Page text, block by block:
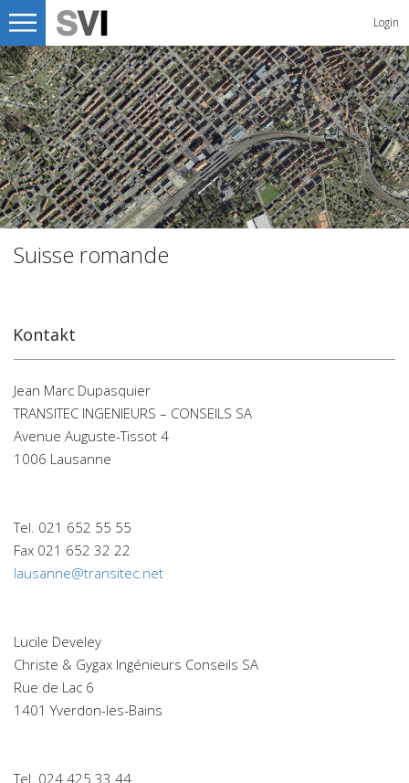
Login
Suisse romande
Kontakt
Jean Marc Dupasquier
TRANSITEC INGENIEURS – CONSEILS SA
Avenue Auguste-Tissot 4
1006 Lausanne
Tel. 021 652 55 55
Fax 021 652 32 22
lausanne@transitec.net
Lucile Develey
Christe & Gygax Ingénieurs Conseils SA
Rue de Lac 6
1401 Yverdon-les-Bains
Tel. 024 425 33 44